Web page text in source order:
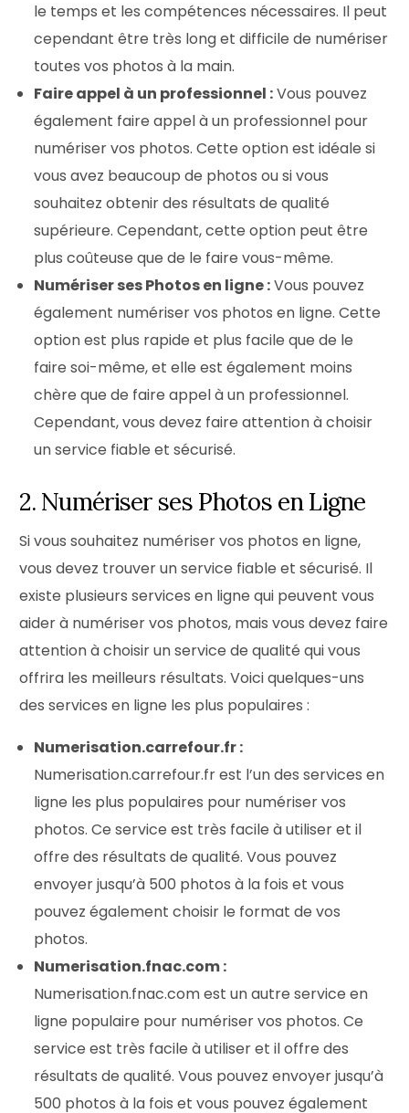
le temps et les compétences nécessaires. Il peut
cependant être très long et difficile de numériser
toutes vos photos à la main.
Faire appel à un professionnel :Vous pouvez
également faire appel à un professionnel pour
numériser vos photos. Cette option est idéale si
vous avez beaucoup de photos ou si vous
souhaitez obtenir des résultats de qualité
supérieure. Cependant, cette option peut être
plus coûteuse que de le faire vous-même.
Numériser ses Photos en ligne :Vous pouvez
également numériser vos photos en ligne. Cette
option est plus rapide et plus facile que de le
faire soi-même, et elle est également moins
chère que de faire appel à un professionnel.
Cependant, vous devez faire attention à choisir
un service fiable et sécurisé.
2. Numériser ses Photos en Ligne
Si vous souhaitez numériser vos photos en ligne,
vous devez trouver un service fiable et sécurisé. Il
existe plusieurs services en ligne qui peuvent vous
aider à numériser vos photos, mais vous devez faire
attention à choisir un service de qualité qui vous
offrira les meilleurs résultats. Voici quelques-uns
des services en ligne les plus populaires :
Numerisation.carrefour.fr :
Numerisation.carrefour.fr est l’un des services en
ligne les plus populaires pour numériser vos
photos. Ce service est très facile à utiliser et il
offre des résultats de qualité. Vous pouvez
envoyer jusqu’à 500 photos à la fois et vous
pouvez également choisir le format de vos
photos.
Numerisation.fnac.com :
Numerisation.fnac.com est un autre service en
ligne populaire pour numériser vos photos. Ce
service est très facile à utiliser et il offre des
résultats de qualité. Vous pouvez envoyer jusqu’à
500 photos à la fois et vous pouvez également